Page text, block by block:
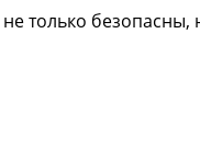
только безопасны,